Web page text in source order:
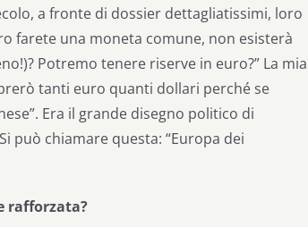
a fronte di dossier dettagliatissimi, loro
farete una moneta comune, non esisterà
Potremo tenere riserve in euro?” La mia
tanti euro quanti dollari perché se
Era il grande disegno politico di
può chiamare questa: “Europa dei
rafforzata?